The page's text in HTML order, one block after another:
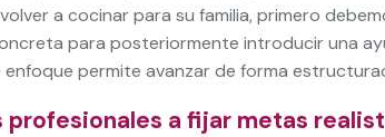
a cocinar para su familia, primero
para posteriormente introducir una
permite avanzar de forma
profesionales a fijar metas